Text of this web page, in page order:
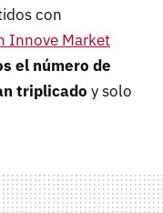
con
Innove Market
el número de
triplicado y solo